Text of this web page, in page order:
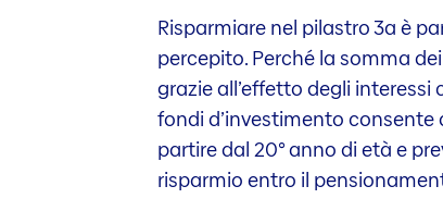
Risparmiare nel pilastro 3a è
percepito. Perché la somma
grazie all’effetto degli
fondi d’investimento consente
partire dal 20° anno di età e
risparmio entro il